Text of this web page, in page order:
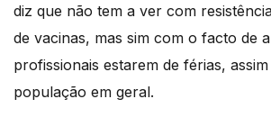
diz que não tem a ver com
de vacinas, mas sim com o facto de
profissionais estarem de férias,
população em geral.